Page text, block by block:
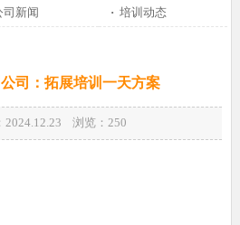
司新闻 · 培训动态
司：拓展培训一天方案
2024.12.23 浏览：250